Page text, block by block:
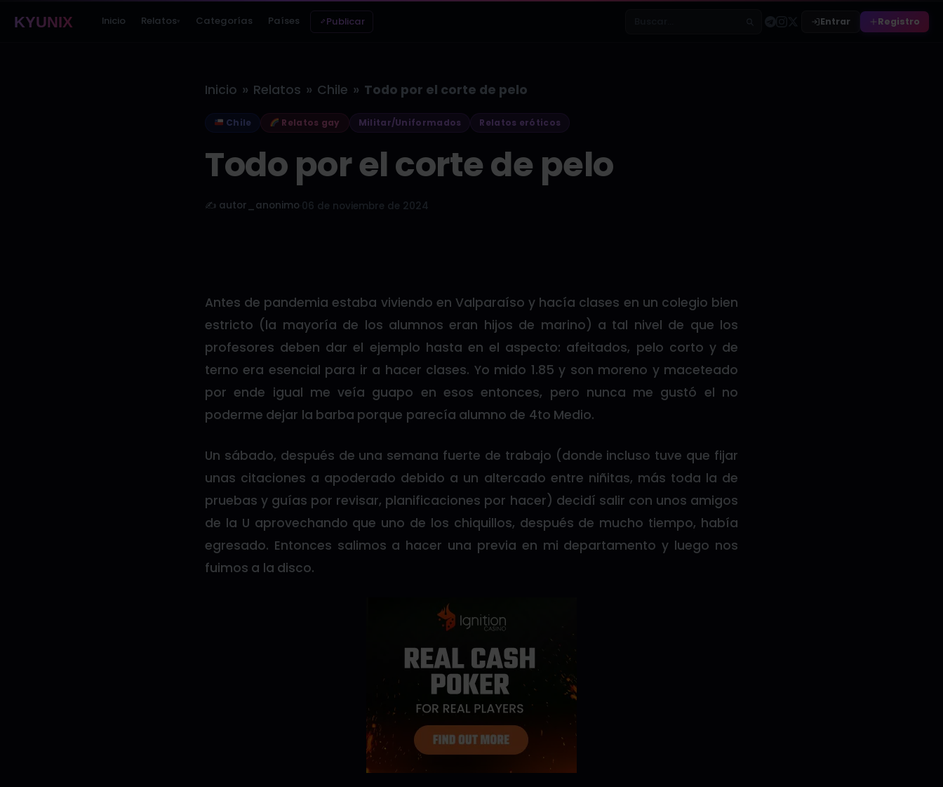
KYUNIX Inicio Relatos▾ Categorías Países Publicar Entrar Registro
Inicio » Relatos » Chile » Todo por el corte de pelo
Chile Relatos gay Militar/Uniformados Relatos eróticos
Todo por el corte de pelo
✍️ autor_anonimo 06 de noviembre de 2024
Antes de pandemia estaba viviendo en Valparaíso y hacía clases en un colegio bien
estricto (la mayoría de los alumnos eran hijos de marino) a tal nivel de que los
profesores deben dar el ejemplo hasta en el aspecto: afeitados, pelo corto y de
terno era esencial para ir a hacer clases. Yo mido 1.85 y son moreno y maceteado
por ende igual me veía guapo en esos entonces, pero nunca me gustó el no
poderme dejar la barba porque parecía alumno de 4to Medio.
Un sábado, después de una semana fuerte de trabajo (donde incluso tuve que fijar
unas citaciones a apoderado debido a un altercado entre niñitas, más toda la de
pruebas y guías por revisar, planificaciones por hacer) decidí salir con unos amigos
de la U aprovechando que uno de los chiquillos, después de mucho tiempo, había
egresado. Entonces salimos a hacer una previa en mi departamento y luego nos
fuimos a la disco.